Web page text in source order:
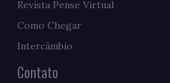
Revista Pense Virtual
Como Chegar
Intercâmbio
Contato